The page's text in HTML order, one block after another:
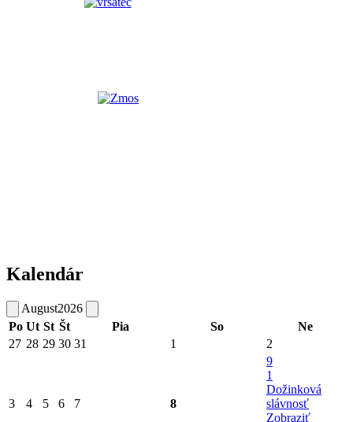
Kalendár
August2026
Po Ut St Št Pia So
Ne
27 28 29 30 31 1 2
3 4 5 6 7 8
9
1
Dožinková
slávnosť
Zobraziť